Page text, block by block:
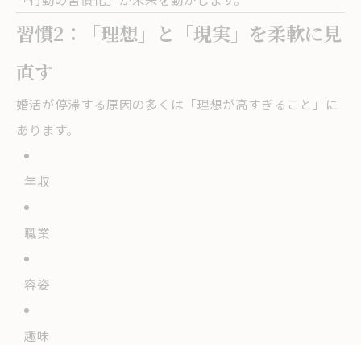
習慣2：「理想」と「現実」を柔軟に見
直す
婚活が停滞する原因の多くは「理想が高すぎること」に
あります。
年収
職業
容姿
趣味